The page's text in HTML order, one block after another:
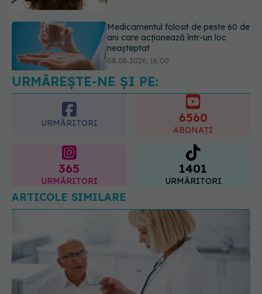
Transpirații nocturne: semnul ignorat
care poate ascunde probleme
serioase de sănătate
08.08.2026, 20:00
URMĂREȘTE-NE ȘI PE:
URMĂRITORI 6560
ABONAȚI
365
URMĂRITORI
1401
URMĂRITORI
ARTICOLE SIMILARE